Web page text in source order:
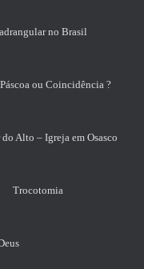
no Brasil
Páscoa ou Coincidência ?
Alto – Igreja em Osasco
Trocotomia